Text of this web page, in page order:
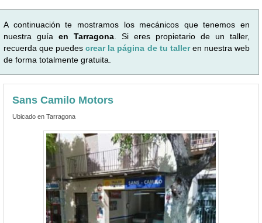
A continuación te mostramos los mecánicos que tenemos en
nuestra guía en Tarragona . Si eres propietario de un taller,
recuerda que puedescrear la página de tu talleren nuestra web
de forma totalmente gratuita.
Sans Camilo Motors
Ubicado en Tarragona